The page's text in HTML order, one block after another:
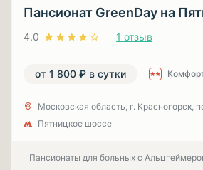
Пансионат GreenDay на
4.0 1 отзыв
от 1 800 ₽ в сутки
Московская область, г. Красногорск,
Пятницкое шоссе
Пансионаты для больных с